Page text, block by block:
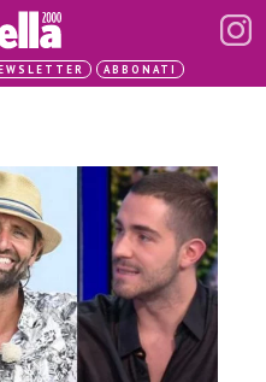
ABBONATI